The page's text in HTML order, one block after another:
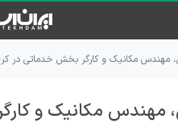
مهندس مکانیک و کارگر بخش خدماتی در
مهندس مکانیک و